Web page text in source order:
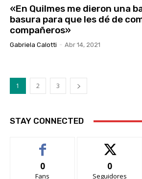
«En Quilmes me dieron una
basura para que les dé de
compañeros»
Gabriela Calotti - Abr 14, 2021
1 2 3
STAY CONNECTED
0
Fans
0
Seguidores